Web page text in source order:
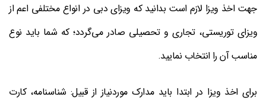
جهت اخذ ویزا لازم است بدانید که ویزای دبی در انواع مختلفی اعم از
ویزای توریستی، تجاری و تحصیلی صادر می‌گردد؛ که شما باید نوع
مناسب آن را انتخاب نمایید.
برای اخذ ویزا در ابتدا باید مدارک موردنیاز از قبیل: شناسنامه، کارت